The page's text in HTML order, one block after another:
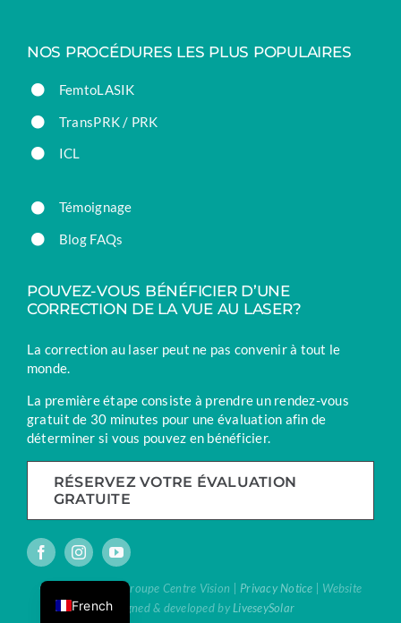
NOS PROCÉDURES LES PLUS POPULAIRES
FemtoLASIK
TransPRK / PRK
ICL
Témoignage
Blog FAQs
POUVEZ-VOUS BÉNÉFICIER D’UNE
CORRECTION DE LA VUE AU LASER?
La correction au laser peut ne pas convenir à tout le
monde.
La première étape consiste à prendre un rendez-vous
gratuit de 30 minutes pour une évaluation afin de
déterminer si vous pouvez en bénéficier.
RÉSERVEZ VOTRE ÉVALUATION
GRATUITE
® Vision Laser | Groupe Centre Vision | Privacy Notice | Website
designed & developed byLiveseySolar
French